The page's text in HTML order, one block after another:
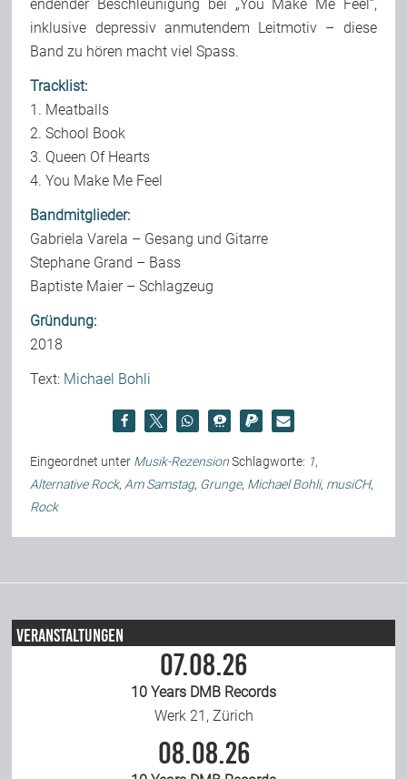
endender Beschleunigung bei „You Make Me Feel“,
inklusive depressiv anmutendem Leitmotiv – diese
Band zu hören macht viel Spass.
Tracklist:
1. Meatballs
2. School Book
3. Queen Of Hearts
4. You Make Me Feel
Bandmitglieder:
Gabriela Varela – Gesang und Gitarre
Stephane Grand – Bass
Baptiste Maier – Schlagzeug
Gründung:
2018
Text: Michael Bohli
Eingeordnet unter Musik-Rezension Schlagworte: 1,
Alternative Rock,Am Samstag, Grunge, Michael Bohli, musiCH,
Rock
Veranstaltungen
07.08.26
10 Years DMB Records
Werk 21, Zürich
08.08.26